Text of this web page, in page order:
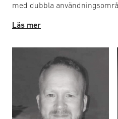
med dubbla
relevanta aktörer för att
internationell lagstiftning,
samt förslag för förbättrad
myndigheter. Gruppen bidrar
ställningstaganden i
ramen för en fokusgrupp med
Läs mer